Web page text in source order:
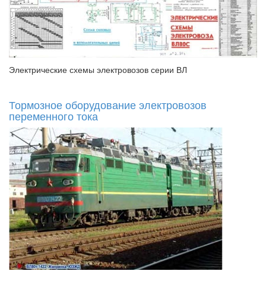
Электрические схемы электровозов серии ВЛ
Тормозное оборудование электровозов
переменного тока